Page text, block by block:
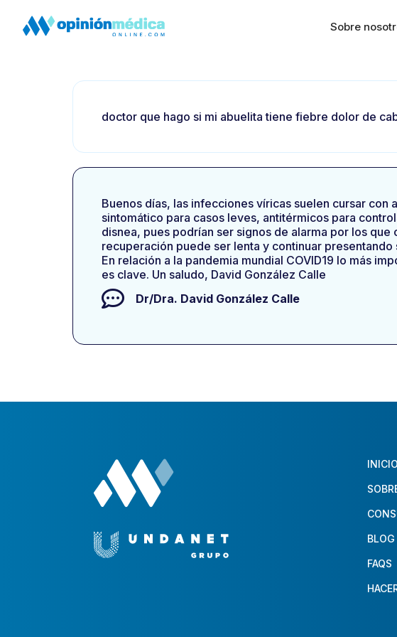
Sobre
doctor que hago si mi abuelita tiene fiebre dolor de
Buenos días, las infecciones víricas suelen cursar
sintomático para casos leves, antitérmicos para
disnea, pues podrían ser signos de alarma por los
recuperación puede ser lenta y continuar
En relación a la pandemia mundial COVID19 lo más
es clave. Un saludo, David González Calle
Dr/Dra. David González Calle
INICIO
BLOG
FAQS